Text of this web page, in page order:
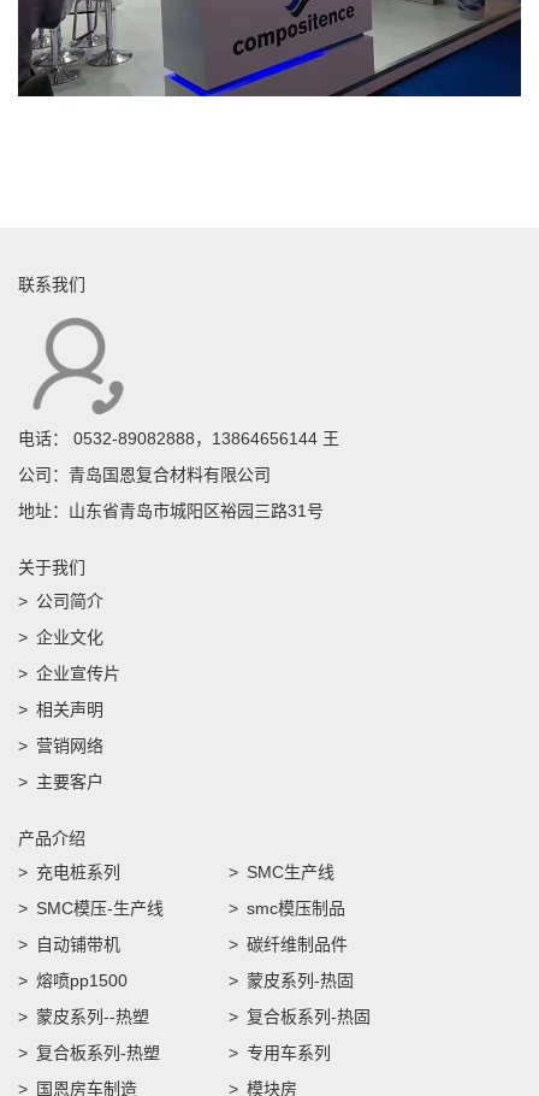
联系我们
电话： 0532-89082888，13864656144 王
公司：青岛国恩复合材料有限公司
地址：山东省青岛市城阳区裕园三路31号
关于我们
公司简介
企业文化
企业宣传片
相关声明
营销网络
主要客户
产品介绍
充电桩系列
SMC生产线
SMC模压-生产线
smc模压制品
自动铺带机
碳纤维制品件
熔喷pp1500
蒙皮系列-热固
蒙皮系列--热塑
复合板系列-热固
复合板系列-热塑
专用车系列
国恩房车制造
模块房